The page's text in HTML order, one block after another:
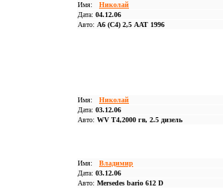
Имя: Николай
Дата: 04.12.06
Авто: А6 (С4) 2,5 ААТ 1996
Имя: Николай
Дата: 03.12.06
Авто: WV T4,2000 гв, 2.5 дизель
Имя: Владимир
Дата: 03.12.06
Авто: Mersedes bario 612 D